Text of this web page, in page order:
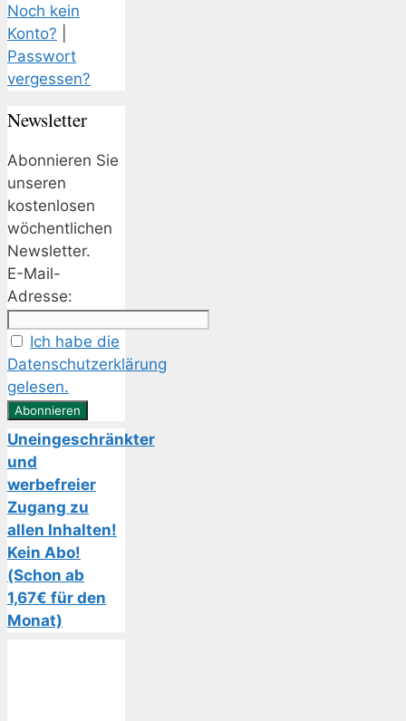
Noch kein
Konto?
Passwort
vergessen?
Newsletter
Abonnieren Sie
unseren
kostenlosen
wöchentlichen
Newsletter.
E-Mail-
Adresse:
Ich habe die
Datenschutzerklärung
gelesen.
Uneingeschränkter
und
werbefreier
Zugang zu
allen Inhalten!
Kein Abo!
(Schon ab
1,67€ für den
Monat)